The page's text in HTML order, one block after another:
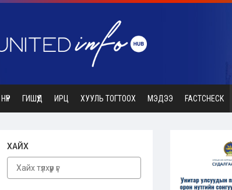
НҮҮР ГИШҮҮД ИРЦ ХУУЛЬ ТОГТООХ МЭДЭЭ FACTCHECK
ХАЙХ